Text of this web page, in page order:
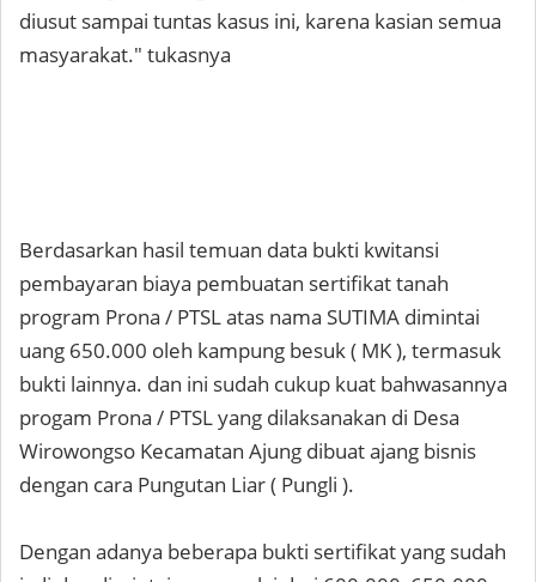
diusut sampai tuntas kasus ini, karena kasian semua
masyarakat." tukasnya
Berdasarkan hasil temuan data bukti kwitansi
pembayaran biaya pembuatan sertifikat tanah
program Prona / PTSL atas nama SUTIMA dimintai
uang 650.000 oleh kampung besuk ( MK ), termasuk
bukti lainnya. dan ini sudah cukup kuat bahwasannya
progam Prona / PTSL yang dilaksanakan di Desa
Wirowongso Kecamatan Ajung dibuat ajang bisnis
dengan cara Pungutan Liar ( Pungli ).
Dengan adanya beberapa bukti sertifikat yang sudah